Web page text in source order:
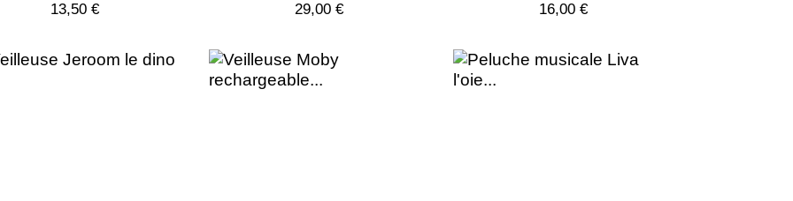
13,50 € 29,00 € 16,00 €